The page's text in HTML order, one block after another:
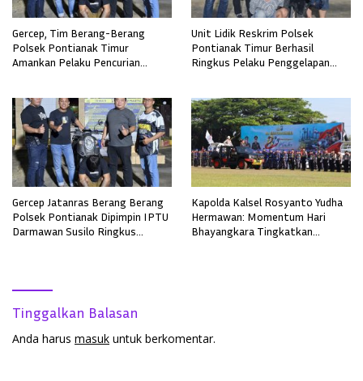
Gercep, Tim Berang-Berang
Polsek Pontianak Timur
Amankan Pelaku Pencurian
Unit Lidik Reskrim Polsek
Pontianak Timur Berhasil
Ringkus Pelaku Penggelapan
Gercep Jatanras Berang Berang
Polsek Pontianak Dipimpin IPTU
Darmawan Susilo Ringkus
Kapolda Kalsel Rosyanto Yudha
Hermawan: Momentum Hari
Bhayangkara Tingkatkan
Tinggalkan Balasan
Anda harus masuk untuk berkomentar.